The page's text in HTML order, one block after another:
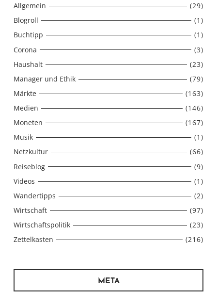
Allgemein
(29)
Blogroll
(1)
Buchtipp
(1)
Corona
(3)
Haushalt
(23)
Manager und Ethik
(79)
Märkte
(163)
Medien
(146)
Moneten
(167)
Musik
(1)
Netzkultur
(66)
Reiseblog
(9)
Videos
(1)
Wandertipps
(2)
Wirtschaft
(97)
Wirtschaftspolitik
(23)
Zettelkasten
(216)
META